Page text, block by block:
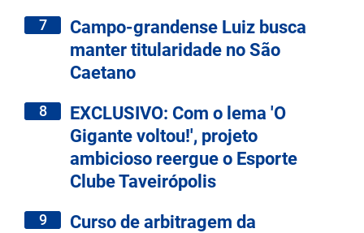
7
Campo-grandense Luiz busca
manter titularidade no São
Caetano
8
EXCLUSIVO: Com o lema 'O
Gigante voltou!', projeto
ambicioso reergue o Esporte
Clube Taveirópolis
9
Curso de arbitragem da